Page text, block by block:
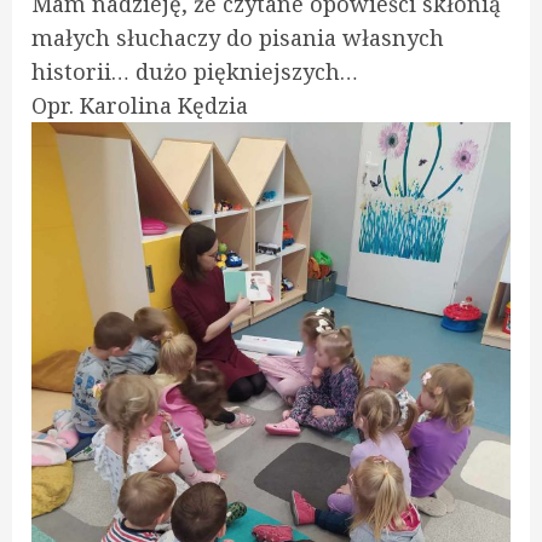
małych słuchaczy do pisania własnych
historii… dużo piękniejszych…
Opr. Karolina Kędzia